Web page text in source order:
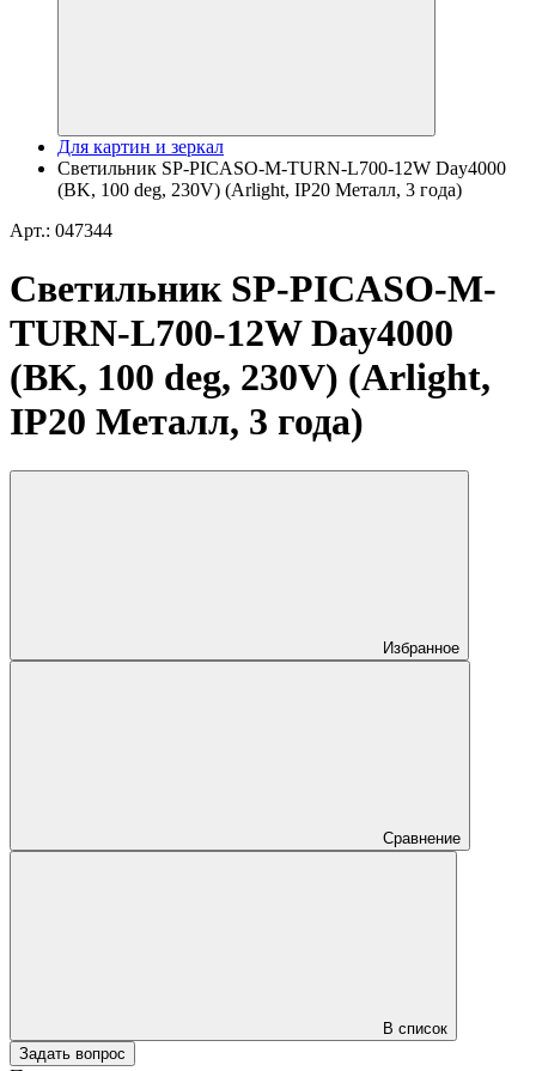
Для картин и зеркал
Светильник SP-PICASO-M-TURN-L700-12W Day4000
(BK, 100 deg, 230V) (Arlight, IP20 Металл, 3 года)
Арт.: 047344
Светильник SP-PICASO-M-
TURN-L700-12W Day4000
(BK, 100 deg, 230V) (Arlight,
IP20 Металл, 3 года)
Избранное
Сравнение
В список
Задать вопрос